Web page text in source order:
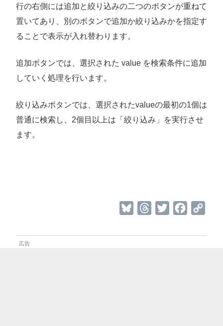
行の右側には追加と絞り込みの二つのボタンが重ねて
置いてあり、別のボタンで追加か絞り込みかを指定す
ることで表示が入れ替わります。
追加ボタンでは、選択された value を検索条件に追加
していく処理を行います。
絞り込みボタンでは、選択されたvalueの最初の1個は
普通に検索し、2個目以上は「絞り込み」を実行させ
ます。
u
r
i
c
p